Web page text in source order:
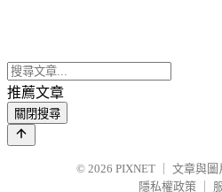
推薦文章
關閉搜尋
© 2026 PIXNET
文章與圖
隱私權政策